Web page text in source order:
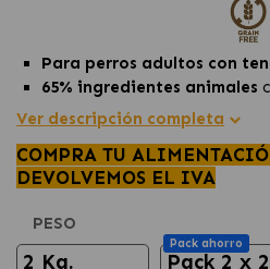
Para perros adultos con
65% ingredientes animales
proteico
Súper alimento de presa
órganos, cartílagos y huesos:
más naturales y nutritivos
más delicioso
Ver descripción completa
COMPRA TU
DEVOLVEMOS EL IVA
PESO
2 Kg.
Pack ahorro
Pack 2 x